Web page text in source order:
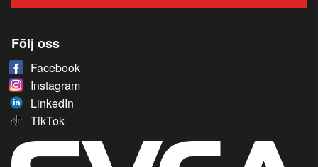
Följ oss
Facebook
Instagram
LinkedIn
TikTok